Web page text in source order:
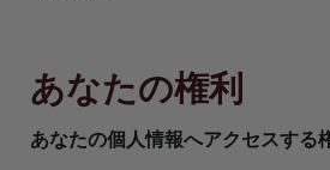
あなたの権利
あなたの個人情報へアクセスする